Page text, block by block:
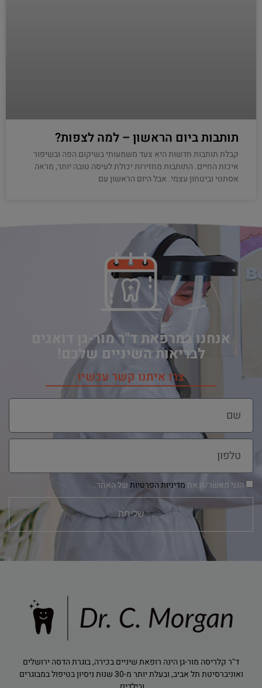
תותבות ביום הראשון – למה לצפות?
קבלת תותבות חדשות היא צעד משמעותי בשיקום הפה ובשיפור
איכות החיים. התותבות מחזירות יכולת לעיסה טובה יותר, מראה
אסתטי וביטחון עצמי. אבל היום הראשון עם
אנחנו במרפאת ד"ר מור-גן דואגים
לבריאות השיניים שלכם!
צרו איתנו קשר עכשיו
הנני מאשר/ת אתמדיניות הפרטיותשל האתר.
שליחה
ד"ר קלריסה מור-גן הינה רופאת שיניים בכירה, בוגרת הדסה ירושלים
ואוניברסיטת תל אביב, ובעלת יותר מ-30 שנות ניסיון בטיפול במבוגרים